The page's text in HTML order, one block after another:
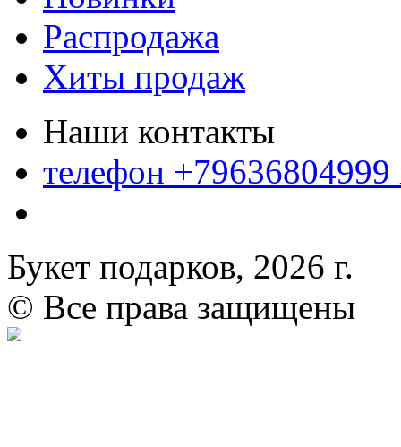
Распродажа
Хиты продаж
Наши контакты
телефон
Букет подарков, 2026 г.
© Все права защищены